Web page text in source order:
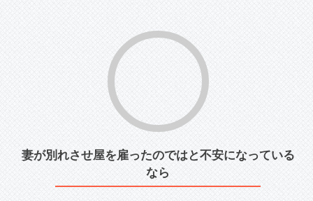
妻が別れさせ屋を雇ったのではと不安になっている
なら